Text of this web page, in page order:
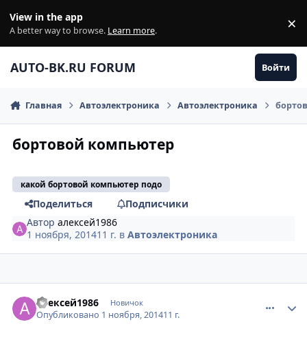
View in the app
A better way to browse. Learn more. ×
AUTO-BK.RU FORUM Войти
Главная Автоэлектроника Автоэлектроника
бортовой компьютер
какой бортовой компьютер подо
Поделиться
Подписчики
Авторалексей1986
1 ноября, 201411 г. вАвтоэлектроника
алексей1986 Новичок
Опубликовано 1 ноября, 201411 г.